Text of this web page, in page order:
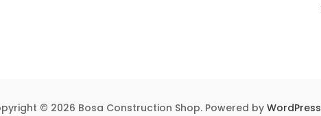
© 2026 Bosa Construction Shop. Powered by WordPress